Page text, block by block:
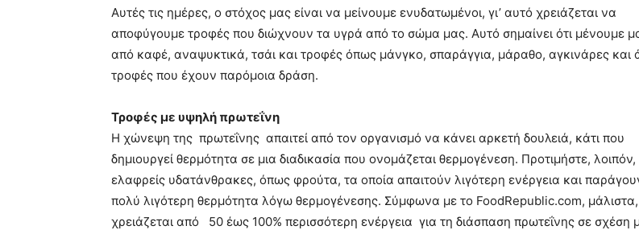
Αυτές τις ημέρες, ο στόχος μας είναι να μείνουμε ενυδατωμένοι, γι’ αυτό χρειάζεται να
αποφύγουμε τροφές που διώχνουν τα υγρά από το σώμα μας. Αυτό σημαίνει ότι μένουμε
από καφέ, αναψυκτικά, τσάι και τροφές όπως μάνγκο, σπαράγγια, μάραθο, αγκινάρες και
τροφές που έχουν παρόμοια δράση.
Τροφές με υψηλή πρωτεΐνη
Η χώνεψη της πρωτεΐνης απαιτεί από τον οργανισμό να κάνει αρκετή δουλειά, κάτι που
δημιουργεί θερμότητα σε μια διαδικασία που ονομάζεται θερμογένεση. Προτιμήστε, λοιπόν,
ελαφρείς υδατάνθρακες, όπως φρούτα, τα οποία απαιτούν λιγότερη ενέργεια και
πολύ λιγότερη θερμότητα λόγω θερμογένεσης. Σύμφωνα με το FoodRepublic.com, μάλιστα,
χρειάζεται από 50 έως 100% περισσότερη ενέργεια για τη διάσπαση πρωτεΐνης σε σχέση